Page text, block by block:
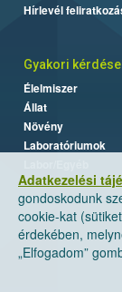
Adatkezelési
gondoskodunk
cookie-kat
érdekében,
„Elfogadom”
Hírlevél
Gyakori
Élelmiszer
Állat
Növény
Laboratóriumok